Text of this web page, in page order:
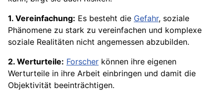
1. Vereinfachung: Es besteht die Gefahr, soziale
Phänomene zu stark zu vereinfachen und komplexe
soziale Realitäten nicht angemessen abzubilden.
2. Werturteile: Forscher können ihre eigenen
Werturteile in ihre Arbeit einbringen und damit die
Objektivität beeinträchtigen.